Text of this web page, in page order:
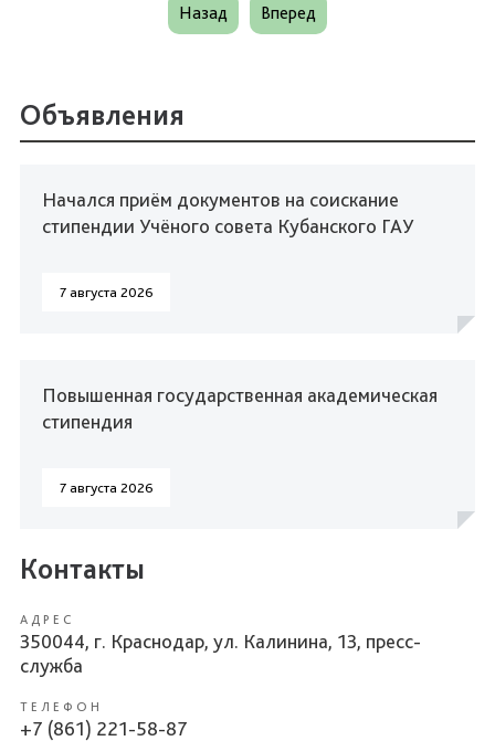
Назад Вперед
Объявления
Начался приём документов на соискание
стипендии Учёного совета Кубанского ГАУ
7 августа 2026
Повышенная государственная академическая
стипендия
7 августа 2026
Контакты
АДРЕС
350044, г. Краснодар, ул. Калинина, 13, пресс-
служба
ТЕЛЕФОН
+7 (861) 221-58-87